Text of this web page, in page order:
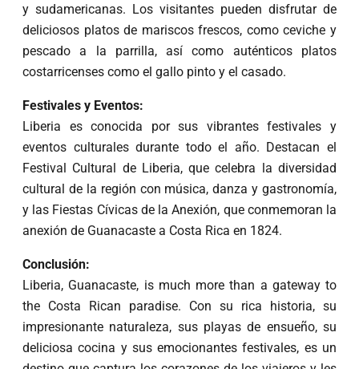
y sudamericanas. Los visitantes pueden disfrutar de
deliciosos platos de mariscos frescos, como ceviche y
pescado a la parrilla, así como auténticos platos
costarricenses como el gallo pinto y el casado.
Festivales y Eventos:
Liberia es conocida por sus vibrantes festivales y
eventos culturales durante todo el año. Destacan el
Festival Cultural de Liberia, que celebra la diversidad
cultural de la región con música, danza y gastronomía,
y las Fiestas Cívicas de la Anexión, que conmemoran la
anexión de Guanacaste a Costa Rica en 1824.
Conclusión:
Liberia, Guanacaste, is much more than a gateway to
the Costa Rican paradise. Con su rica historia, su
impresionante naturaleza, sus playas de ensueño, su
deliciosa cocina y sus emocionantes festivales, es un